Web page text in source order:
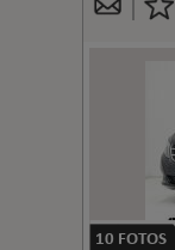
10 FOTOS